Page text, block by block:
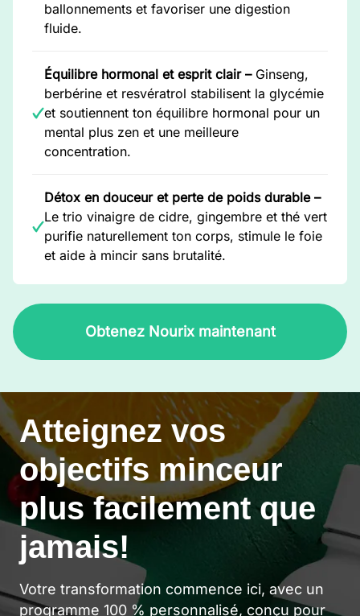
ballonnements et favoriser une digestion
fluide.
Équilibre hormonal et esprit clair –Ginseng,
berbérine et resvératrol stabilisent la glycémie
et soutiennent ton équilibre hormonal pour un
mental plus zen et une meilleure
concentration.
Détox en douceur et perte de poids durable –
Le trio vinaigre de cidre, gingembre et thé vert
purifie naturellement ton corps, stimule le foie
et aide à mincir sans brutalité.
Obtenez Nourix maintenant
Atteignez vos
objectifs minceur
plus facilement que
jamais!
Votre transformation commence ici, avec un
programme 100 % personnalisé, conçu pour